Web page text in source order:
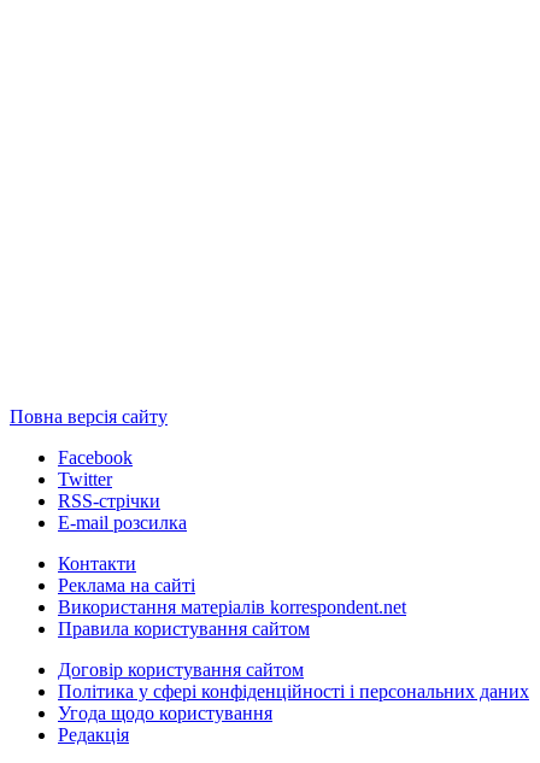
Повна версія сайту
Facebook
Twitter
RSS-стрічки
E-mail розсилка
Контакти
Реклама на сайті
Використання матеріалів korrespondent.net
Правила користування сайтом
Договір користування сайтом
Політика у сфері конфіденційності і персональних даних
Угода щодо користування
Редакція